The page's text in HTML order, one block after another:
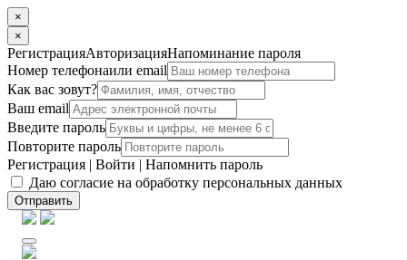
×
×
РегистрацияАвторизацияНапоминание пароля
Номер телефонаили email
Как вас зовут?
Ваш email
Введите пароль
Повторите пароль
Регистрация | Войти | Напомнить пароль
Даю согласие на обработку персональных данных
Отправить